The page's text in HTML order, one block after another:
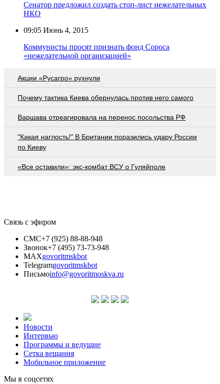
Сенатор предложил создать стоп-лист нежелательных
НКО
09:05 Июнь 4, 2015
Коммунисты просят признать фонд Сороса
«нежелательной организацией»
Акции «Русагро» рухнули
Почему тактика Киева обернулась против него самого
Варшава отреагировала на перенос посольства РФ
"Какая наглость!" В Британии поразились удару России
по Киеву
«Все оставили»: экс-комбат ВСУ о Гуляйполе
Связь с эфиром
СМС+7 (925) 88-88-948
Звонок+7 (495) 73-73-948
MAXgovoritmskbot
Telegramgovoritmskbot
Письмоinfo@govoritmoskva.ru
Новости
Интервью
Программы и ведущие
Сетка вещания
Мобильное приложение
Мы в соцсетях